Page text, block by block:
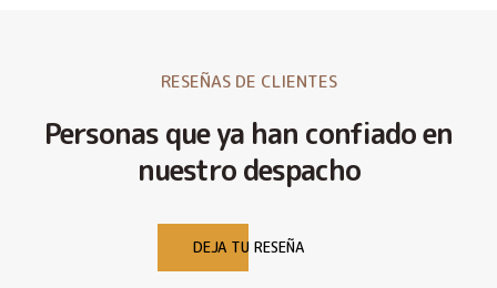
RESEÑAS DE CLIENTES
Personas que ya han confiado en
nuestro despacho
DEJA TU RESEÑA